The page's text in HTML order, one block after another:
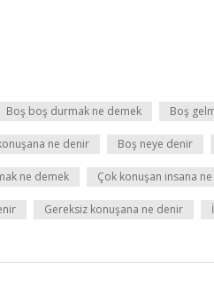
Boş boş durmak ne demek Boş
ne denir Boş neye denir
ne demek Çok konuşan insana
Gereksiz konuşana ne denir